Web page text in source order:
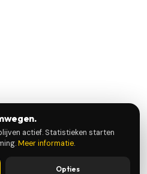
actief. Statistieken starten
Meer informatie.
Opties